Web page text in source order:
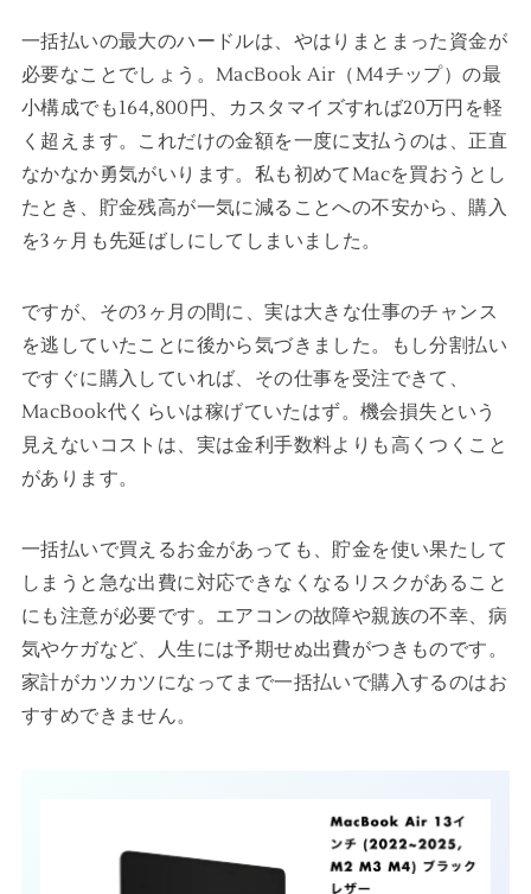
一括払いの最大のハードルは、やはりまとまった資金が
必要なことでしょう。MacBook Air（M4チップ）の最
小構成でも164,800円、カスタマイズすれば20万円を軽
く超えます。これだけの金額を一度に支払うのは、正直
なかなか勇気がいります。私も初めてMacを買おうとし
たとき、貯金残高が一気に減ることへの不安から、購入
を3ヶ月も先延ばしにしてしまいました。
ですが、その3ヶ月の間に、実は大きな仕事のチャンス
を逃していたことに後から気づきました。もし分割払い
ですぐに購入していれば、その仕事を受注できて、
MacBook代くらいは稼げていたはず。機会損失という
見えないコストは、実は金利手数料よりも高くつくこと
があります。
一括払いで買えるお金があっても、貯金を使い果たして
しまうと急な出費に対応できなくなるリスクがあること
にも注意が必要です。エアコンの故障や親族の不幸、病
気やケガなど、人生には予期せぬ出費がつきものです。
家計がカツカツになってまで一括払いで購入するのはお
すすめできません。